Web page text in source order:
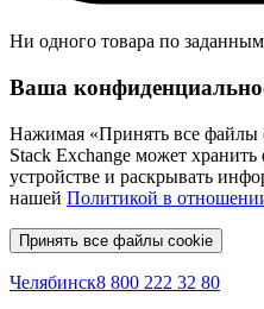
Ни одного товара по
Ваша
Нажимая «Принять все файлы
Stack Exchange может
устройстве и раскрывать
нашей Политикой в
Принять все файлы cookie
Челябинск8 800 222 32 80